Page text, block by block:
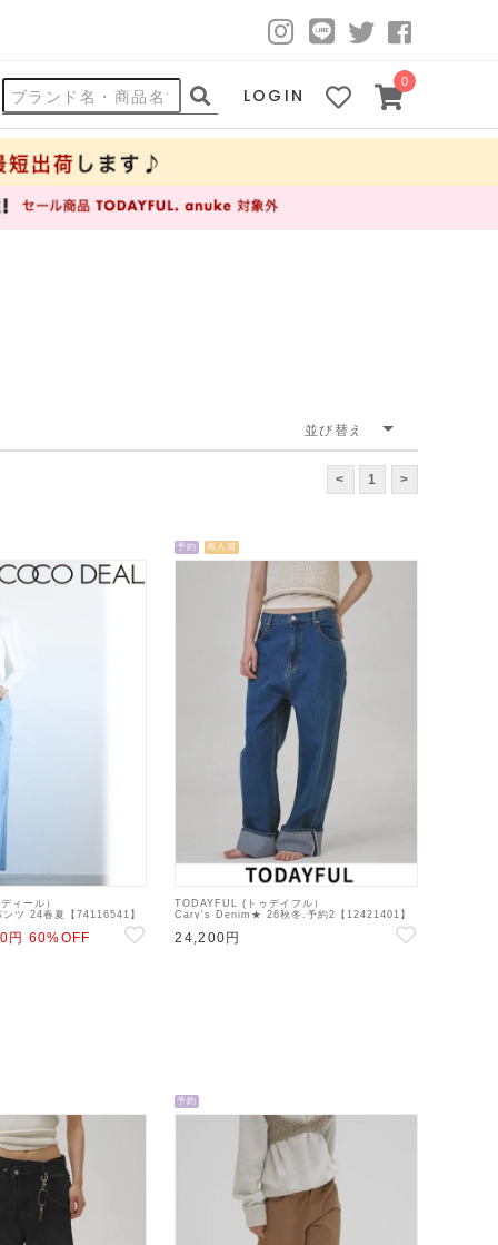
LOGIN
0
< 1 >
ィール）
ンツ 24春夏【74116541】
円 60%OFF
予約 再入荷
TODAYFUL (トゥデイフル）
Cary's Denim★ 26秋冬.予約2【12421401】
デニムパンツ 12611401 入荷予定 : 11月
中旬～
24,200円
予約